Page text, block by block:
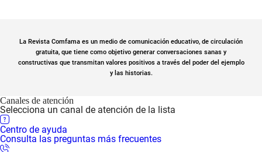
La Revista Comfama es un medio de comunicación educativo, de circulación
gratuita, que tiene como objetivo generar conversaciones sanas y
constructivas que transmitan valores positivos a través del poder del ejemplo
y las historias.
Canales de atención
Selecciona un canal de atención de la lista
Centro de ayuda
Consulta las preguntas más frecuentes